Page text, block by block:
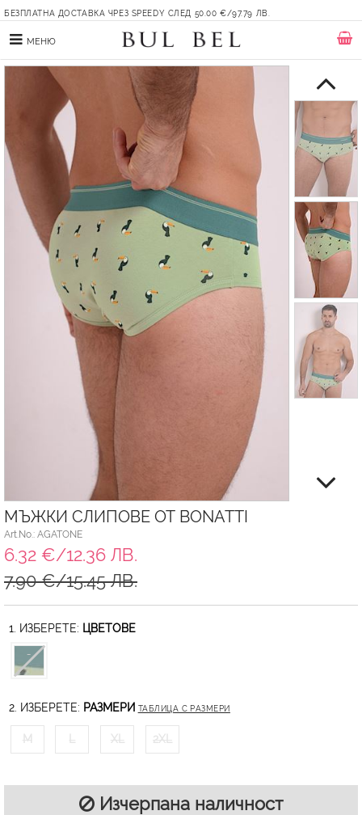
БЕЗПЛАТНА ДОСТАВКА ЧРЕЗ SPEEDY СЛЕД 50.00 €/97.79 ЛВ.
МЕНЮ
МЪЖКИ СЛИПОВЕ ОТ BONATTI
Art.No.: AGATONE
6.32 €/12.36 ЛВ.
7.90 €/15.45 ЛВ.
1. ИЗБЕРЕТЕ: ЦВЕТОВЕ
2. ИЗБЕРЕТЕ: РАЗМЕРИ ТАБЛИЦА С РАЗМЕРИ
M L XL 2XL
Изчерпана наличност